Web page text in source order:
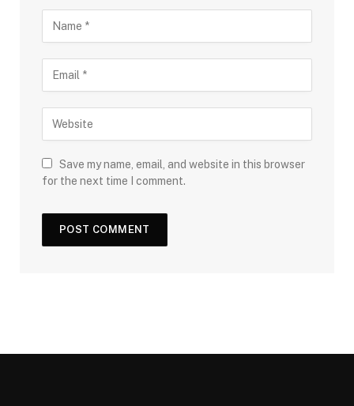
Save my name, email, and website in this browser
for the next time I comment.